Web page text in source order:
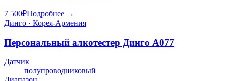
7 500₽Подробнее →
Динго · Корея-Армения
Персональный алкотестер Динго А077
Датчик
полупроводниковый